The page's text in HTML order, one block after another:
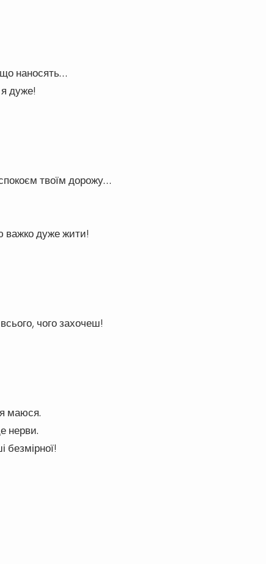
наносять…
дуже!
твоїм дорожу…
важко дуже жити!
чого захочеш!
маюся.
нерви.